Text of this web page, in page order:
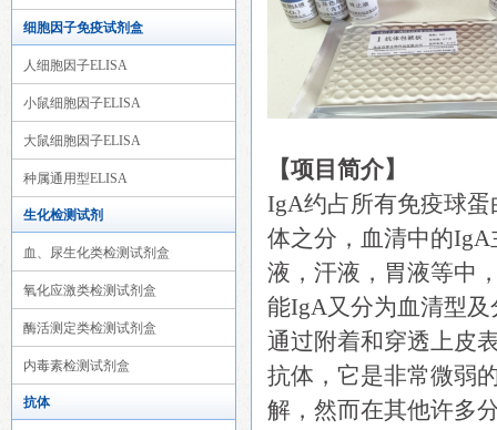
细胞因子免疫试剂盒
人细胞因子ELISA
小鼠细胞因子ELISA
大鼠细胞因子ELISA
种属通用型ELISA
生化检测试剂
血、尿生化类检测试剂盒
氧化应激类检测试剂盒
酶活测定类检测试剂盒
内毒素检测试剂盒
抗体
【项目简介】
IgA约占所有免疫球
体之分，血清中的
液，汗液，胃液等中
能IgA又分为血清型
通过附着和穿透上皮
抗体，它是非常微弱
解，然而在其他许多